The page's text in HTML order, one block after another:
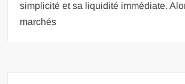
simplicité et sa liquidité immédiate.
marchés